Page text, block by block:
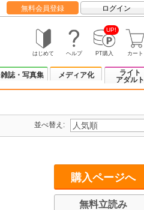
無料会員登録 ログイン
はじめて ヘルプ
UP!
PT購入 カート
雑誌・写真集 メディア化
ライト
アダルト
並べ替え:
購入ページへ
無料立読み